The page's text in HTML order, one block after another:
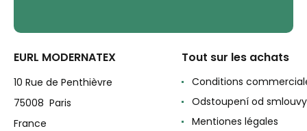
EURL MODERNATEX
10 Rue de Penthièvre
75008 Paris
France
Tout sur les achats
Conditions
Odstoupení od smlouvy
Mentiones légales